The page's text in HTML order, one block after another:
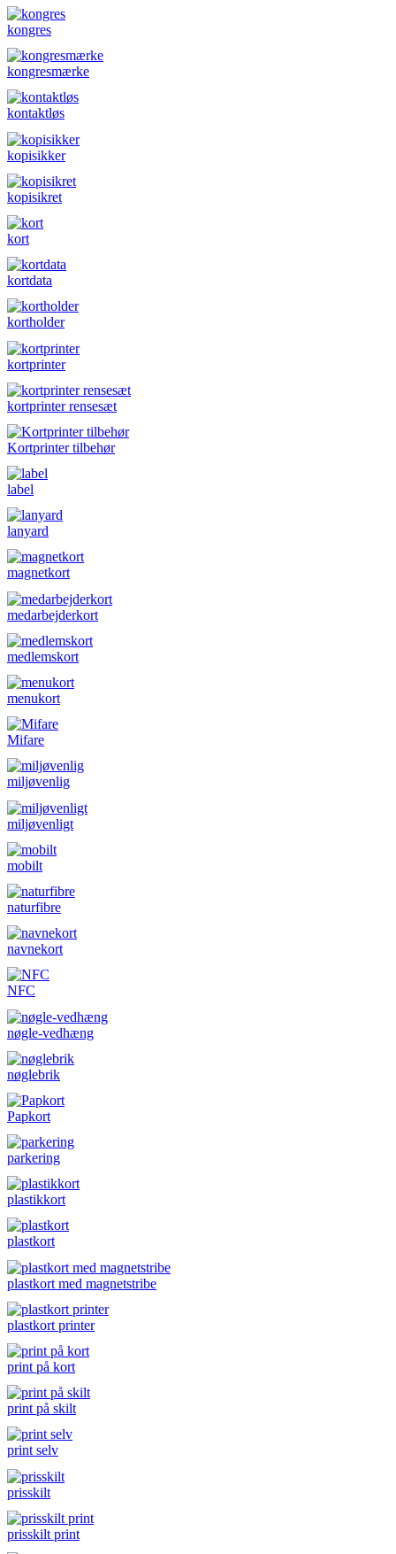
kongres
kongresmærke
kontaktløs
kopisikker
kopisikret
kort
kortdata
kortholder
kortprinter
kortprinter rensesæt
Kortprinter tilbehør
label
lanyard
magnetkort
medarbejderkort
medlemskort
menukort
Mifare
miljøvenlig
miljøvenligt
mobilt
naturfibre
navnekort
NFC
nøgle-vedhæng
nøglebrik
Papkort
parkering
plastikkort
plastkort
plastkort med magnetstribe
plastkort printer
print på kort
print på skilt
print selv
prisskilt
prisskilt print